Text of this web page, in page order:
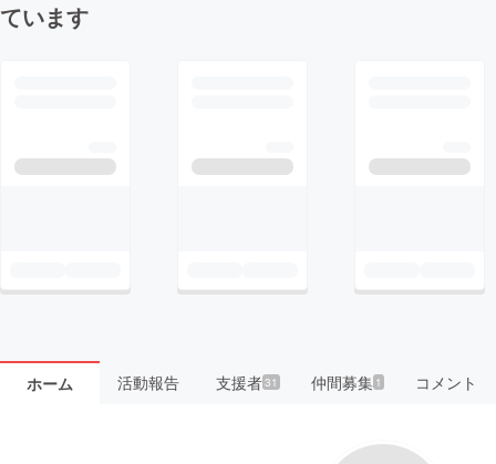
ています
ホーム 活動報告 支援者31 仲間募集 1 コメント